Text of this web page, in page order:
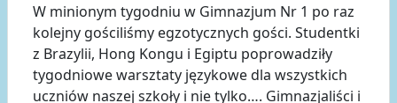
W minionym tygodniu w Gimnazjum Nr 1 po raz
kolejny gościliśmy egzotycznych gości. Studentki
z Brazylii, Hong Kongu i Egiptu poprowadziły
tygodniowe warsztaty językowe dla wszystkich
uczniów naszej szkoły i nie tylko…. Gimnazjaliści i